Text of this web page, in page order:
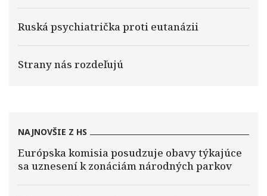
Ruská psychiatrička proti eutanázii
Strany nás rozdeľujú
NAJNOVŠIE Z HS
Európska komisia posudzuje obavy týkajúce
sa uznesení k zonáciám národných parkov